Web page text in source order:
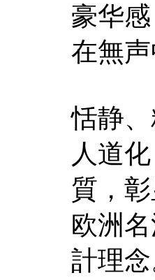
豪华
在無
恬静
人道
質，
欧洲
計理